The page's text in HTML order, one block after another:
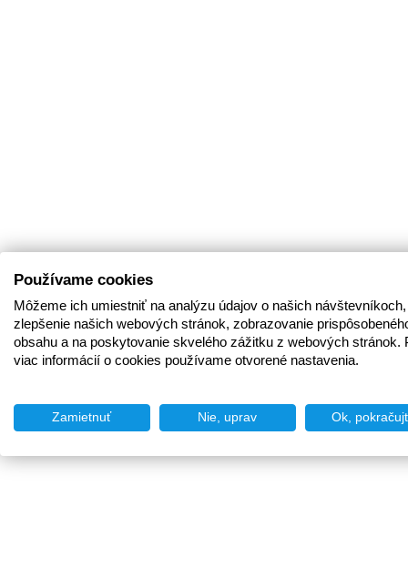
Používame cookies
Môžeme ich umiestniť na analýzu údajov o našich
zlepšenie našich webových stránok, zobrazovanie
obsahu a na poskytovanie skvelého zážitku z webových stránok.
viac informácií o cookies používame otvorené nastavenia.
Zamietnuť Nie, uprav Ok,